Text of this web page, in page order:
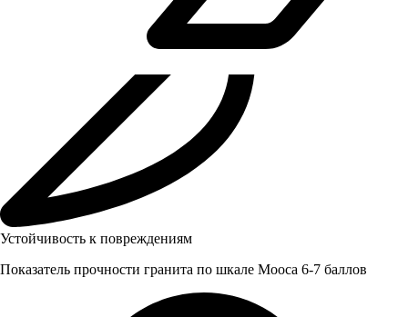
Устойчивость к повреждениям
Показатель прочности гранита по шкале Мооса 6-7 баллов